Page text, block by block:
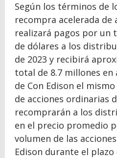
Según los términos de
recompra acelerada de
realizará pagos por un
de dólares a los
de 2023 y recibirá
total de 8.7 millones en
de Con Edison el
de acciones ordinarias
recomprarán a los
en el precio promedio
volumen de las
Edison durante el